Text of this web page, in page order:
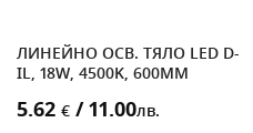
ЛИНЕЙНО ОСВ. ТЯЛО LED D-
IL, 18W, 4500K, 600MM
5.62 € / 11.00лв.